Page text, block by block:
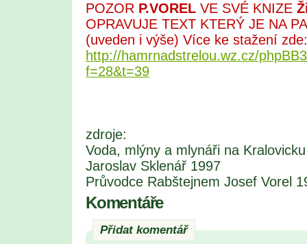
POZOR P.VOREL VE SVÉ KNIZE
OPRAVUJE TEXT KTERÝ JE NA
(uveden i výše) Více ke stažení zde:
http://hamrnadstrelou.wz.cz/
f=28&t=39
zdroje:
Voda, mlýny a mlynáři na
Jaroslav Sklenář 1997
Průvodce Rabštejnem Josef Vorel
Komentáře
Přidat komentář